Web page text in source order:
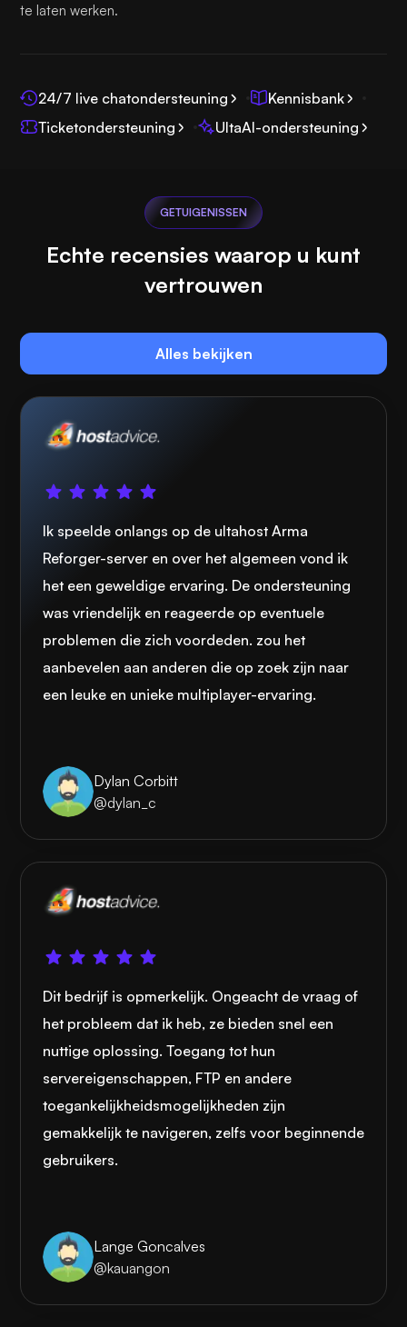
te laten werken.
24/7 live chatondersteuning
Kennisbank
Ticketondersteuning
UltaAI-ondersteuning
GETUIGENISSEN
Echte recensies waarop u kunt
vertrouwen
Alles bekijken
Ik speelde onlangs op de ultahost Arma
Reforger-server en over het algemeen vond ik
het een geweldige ervaring. De ondersteuning
was vriendelijk en reageerde op eventuele
problemen die zich voordeden. zou het
aanbevelen aan anderen die op zoek zijn naar
een leuke en unieke multiplayer-ervaring.
Dylan Corbitt
@dylan_c
Dit bedrijf is opmerkelijk. Ongeacht de vraag of
het probleem dat ik heb, ze bieden snel een
nuttige oplossing. Toegang tot hun
servereigenschappen, FTP en andere
toegankelijkheidsmogelijkheden zijn
gemakkelijk te navigeren, zelfs voor beginnende
gebruikers.
Lange Goncalves
@kauangon